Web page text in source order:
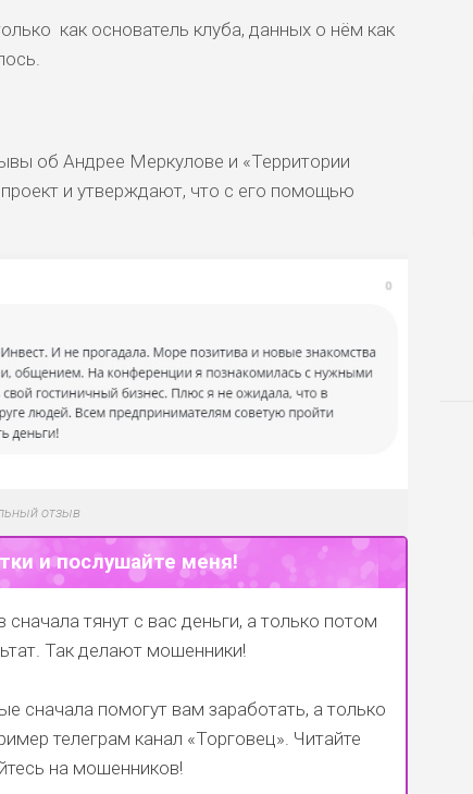
как основатель клуба, данных о нём как
об Андрее Меркулове и «Территории
и утверждают, что с его помощью
отзыв
и послушайте меня!
тянут с вас деньги, а только потом
Так делают мошенники!
сначала помогут вам заработать, а только
телеграм канал «Торговец». Читайте
на мошенников!